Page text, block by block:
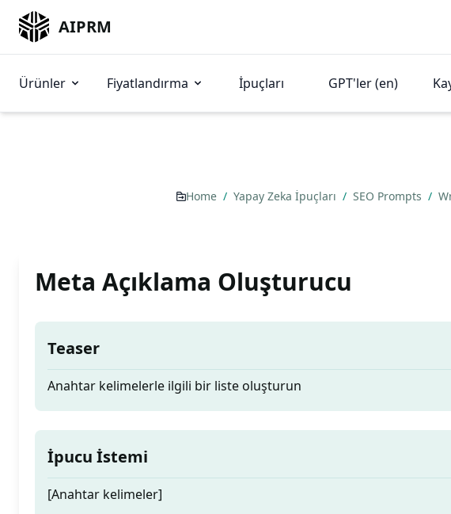
AIPRM
Ürünler Fiyatlandırma İpuçları GPT'ler (en)
Home / Yapay Zeka İpuçları / SEO Prompts /
Meta Açıklama Oluşturucu
Teaser
Anahtar kelimelerle ilgili bir liste oluşturun
İpucu İstemi
[Anahtar kelimeler]